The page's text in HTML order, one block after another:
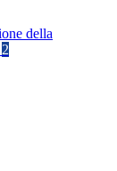
della
2